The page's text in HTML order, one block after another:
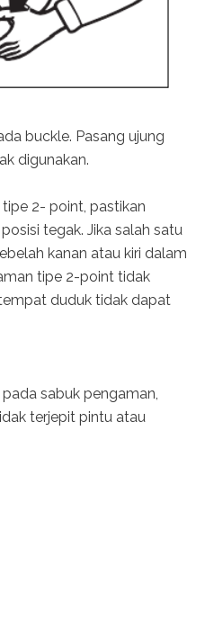
buckle. Pasang ujung
digunakan.
2- point, pastikan
tegak. Jika salah satu
kanan atau kiri dalam
tipe 2-point tidak
duduk tidak dapat
sabuk pengaman,
terjepit pintu atau